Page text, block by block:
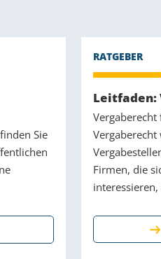
Sie
Leitfaden:
Firmen, die
interessieren,